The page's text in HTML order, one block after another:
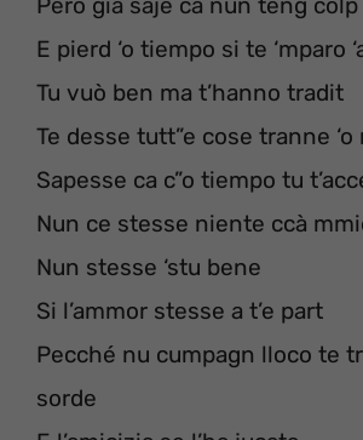
E pierd ‘o tiempo si te ‘mparo
Tu vuò ben ma t’hanno tradit
Te desse tutt”e cose tranne ‘o
Sapesse ca c”o tiempo tu
Nun ce stesse niente ccà
Nun stesse ‘stu bene
Si l’ammor stesse a t’e part
Pecché nu cumpagn lloco te
sorde